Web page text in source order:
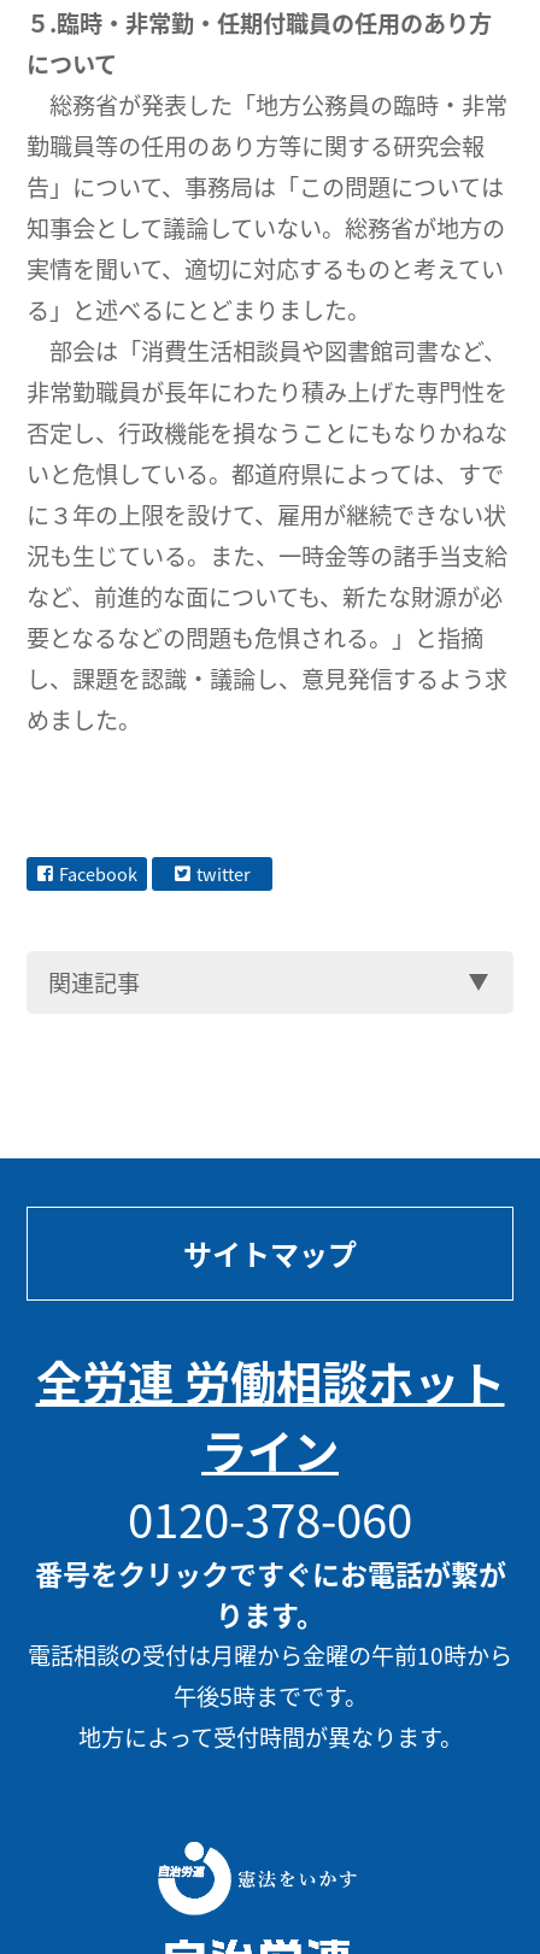
５.臨時・非常勤・任期付職員の任用のあり方
について
総務省が発表した「地方公務員の臨時・非常
勤職員等の任用のあり方等に関する研究会報
告」について、事務局は「この問題については
知事会として議論していない。総務省が地方の
実情を聞いて、適切に対応するものと考えてい
る」と述べるにとどまりました。
部会は「消費生活相談員や図書館司書など、
非常勤職員が長年にわたり積み上げた専門性を
否定し、行政機能を損なうことにもなりかねな
いと危惧している。都道府県によっては、すで
に３年の上限を設けて、雇用が継続できない状
況も生じている。また、一時金等の諸手当支給
など、前進的な面についても、新たな財源が必
要となるなどの問題も危惧される。」と指摘
し、課題を認識・議論し、意見発信するよう求
めました。
Facebook twitter
関連記事
サイトマップ
全労連 労働相談ホット
ライン
0120-378-060
番号をクリックですぐにお電話が繋が
ります。
電話相談の受付は月曜から金曜の午前10時から
午後5時までです。
地方によって受付時間が異なります。